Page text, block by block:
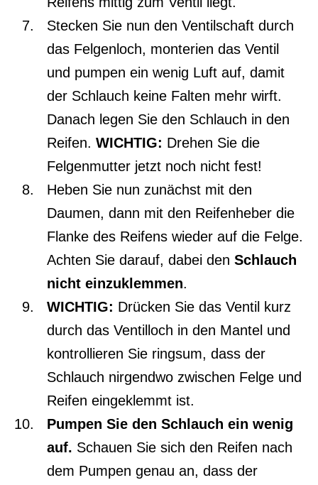
Stecken Sie nun den Ventilschaft durch
das Felgenloch, monterien das Ventil
und pumpen ein wenig Luft auf, damit
der Schlauch keine Falten mehr wirft.
Danach legen Sie den Schlauch in den
Reifen. WICHTIG: Drehen Sie die
Felgenmutter jetzt noch nicht fest!
Heben Sie nun zunächst mit den
Daumen, dann mit den Reifenheber die
Flanke des Reifens wieder auf die Felge.
Achten Sie darauf, dabei den Schlauch
nicht einzuklemmen.
WICHTIG: Drücken Sie das Ventil kurz
durch das Ventilloch in den Mantel und
kontrollieren Sie ringsum, dass der
Schlauch nirgendwo zwischen Felge und
Reifen eingeklemmt ist.
Pumpen Sie den Schlauch ein wenig
auf. Schauen Sie sich den Reifen nach
dem Pumpen genau an, dass der